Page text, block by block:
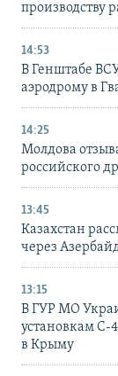
производству
14:53
В Генштабе
аэродрому в
14:25
Молдова
российского
13:45
Казахстан
через
13:15
В ГУР МО
установкам С-
в Крыму